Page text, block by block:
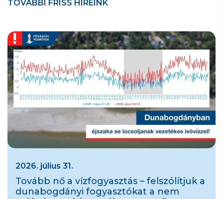
TOVÁBBI FRISS HÍREINK
2026. július 31.
Tovább nő a vízfogyasztás – felszólítjuk a
dunabogdányi fogyasztókat a nem